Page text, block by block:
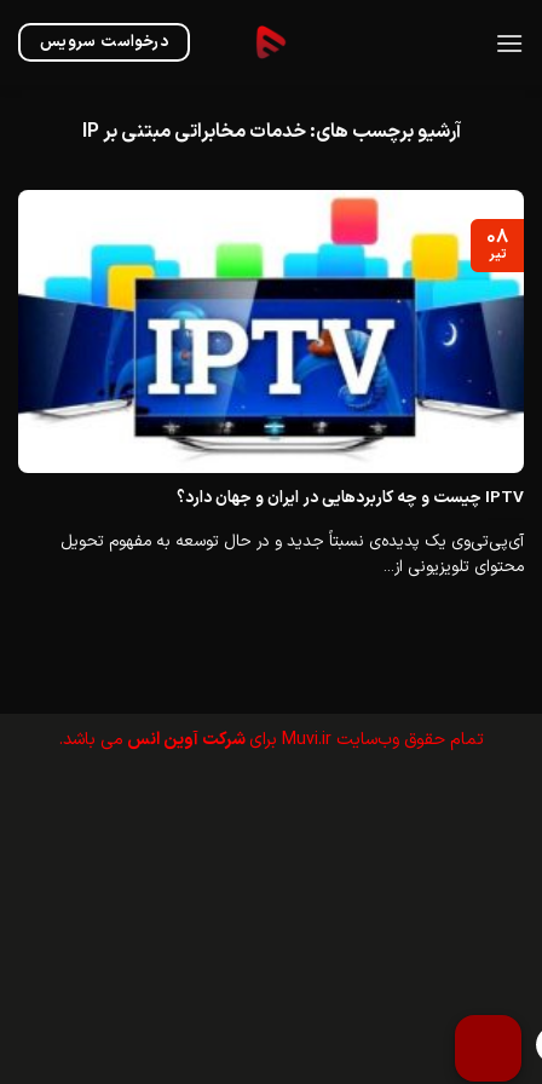
درخواست سرویس
آرشیو برچسب های:خدمات مخابراتی مبتنی بر IP
IPTV چیست و چه کاربردهایی در ایران و جهان دارد؟
آی‌پی‌تی‌وی یک پدیده‌ی نسبتاً جدید و در حال توسعه به مفهوم تحویل
محتوای تلویزیونی از...
۰۸
تیر
تمام حقوق وب‌سايت Muvi.ir برای شرکت آوین انس می باشد.